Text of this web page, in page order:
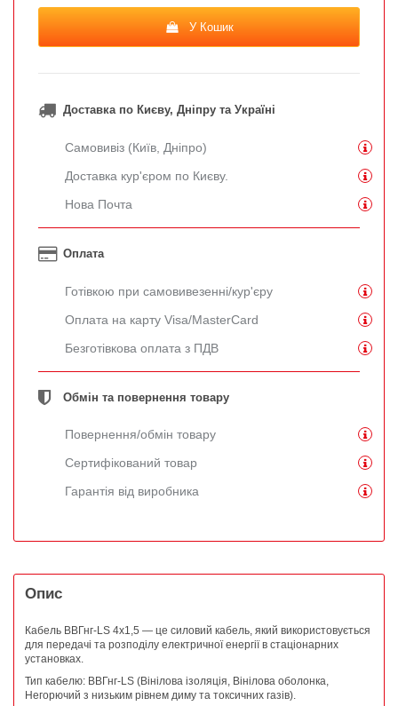
У Кошик
Доставка по Києву, Дніпру та Україні
Самовивіз (Київ, Дніпро)
Доставка кур'єром по Києву.
Нова Почта
Оплата
Готівкою при самовивезенні/кур'єру
Оплата на карту Visa/MasterCard
Безготівкова оплата з ПДВ
Обмін та повернення товару
Повернення/обмін товару
Сертифікований товар
Гарантія від виробника
Опис
Кабель ВВГнг-LS 4х1,5 — це силовий кабель, який використовується
для передачі та розподілу електричної енергії в стаціонарних
установках.
Тип кабелю: ВВГнг-LS (Вінілова ізоляція, Вінілова оболонка,
Негорючий з низьким рівнем диму та токсичних газів).